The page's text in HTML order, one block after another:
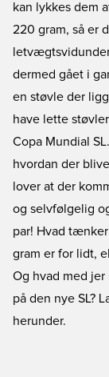
kan lykkes dem
220 gram, så er
dermed gået i
en støvle der
have lette
Copa Mundial
hvordan der
lover at der
og selvfølgelig
par! Hvad tænker
gram er for lidt,
Og hvad med jer
på den nye SL?
herunder.